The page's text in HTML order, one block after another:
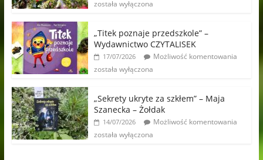
została wyłączona
„Titek poznaje przedszkole” –
Wydawnictwo CZYTALISEK
17/07/2026
Możliwość komentowania
została wyłączona
„Sekrety ukryte za szkłem” – Maja
Szanecka – Żołdak
14/07/2026
Możliwość komentowania
została wyłączona